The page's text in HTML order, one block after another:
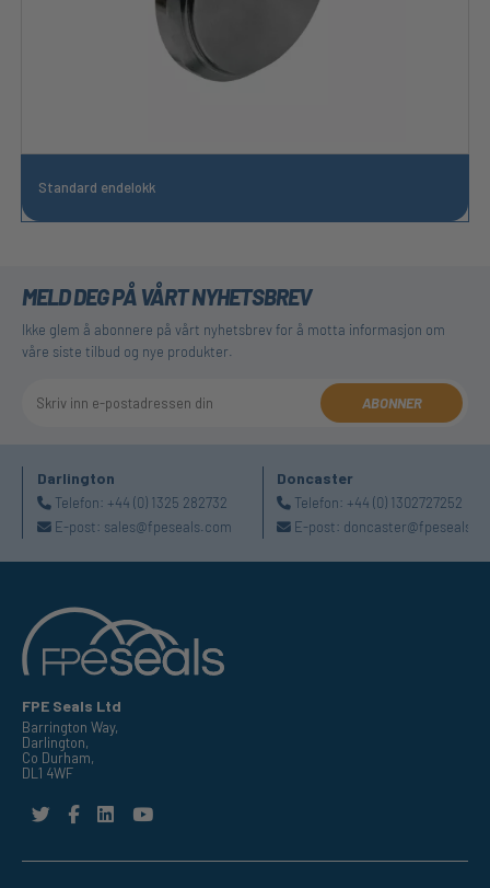
Standard endelokk
MELD DEG PÅ VÅRT NYHETSBREV
Ikke glem å abonnere på vårt nyhetsbrev for å motta informasjon om
våre siste tilbud og nye produkter.
ABONNER
Darlington
Telefon: +44 (0) 1325 282732
E-post: sales@fpeseals.com
Doncaster
Telefon: +44 (0) 1302727252
E-post:
FPE Seals Ltd
Barrington Way,
Darlington,
Co Durham,
DL1 4WF